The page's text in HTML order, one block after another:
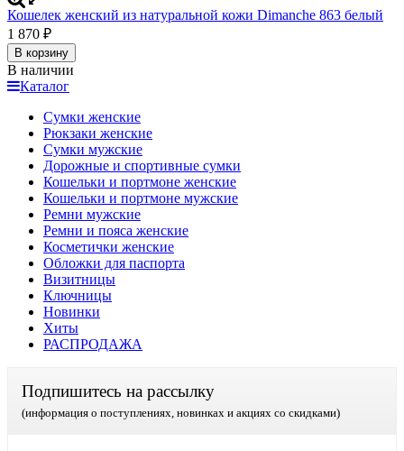
Кошелек женский из натуральной кожи Dimanche 863 белый
1 870 ₽
В корзину
В наличии
Каталог
Сумки женские
Рюкзаки женские
Сумки мужские
Дорожные и спортивные сумки
Кошельки и портмоне женские
Кошельки и портмоне мужские
Ремни мужские
Ремни и пояса женские
Косметички женские
Обложки для паспорта
Визитницы
Ключницы
Новинки
Хиты
РАСПРОДАЖА
Подпишитесь на рассылку
(информация о поступлениях, новинках и акциях со скидками)